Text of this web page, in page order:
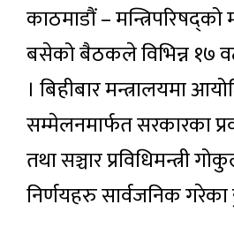
काठमाडौं –
बसेको बैठकले विभिन्न १७
। बिहीबार मन्त्रालयमा
सम्मेलनमार्फत सरकारका
तथा सञ्चार प्रविधिमन्त्री
निर्णयहरु सार्वजनिक गरेका